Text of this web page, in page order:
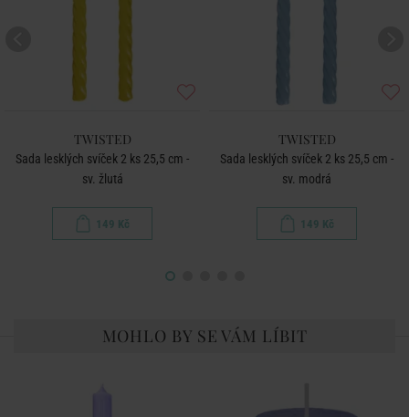
TWISTED
Sada lesklých svíček 2 ks 25,5 cm -
sv. žlutá
149 Kč
TWISTED
Sada lesklých svíček 2 ks 25,5 cm -
sv. modrá
149 Kč
MOHLO BY SE VÁM LÍBIT